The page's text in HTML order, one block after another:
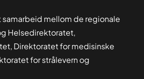
samarbeid mellom de regionale
Helsedirektoratet,
Direktoratet for medisinske
for strålevern og